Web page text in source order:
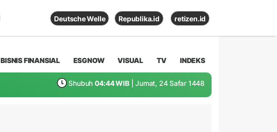
Deutsche Welle Republika.id retizen.id
BISNIS FINANSIAL ESGNOW VISUAL TV INDEKS
Shubuh 04:44 WIB | Jumat, 24 Safar 1448